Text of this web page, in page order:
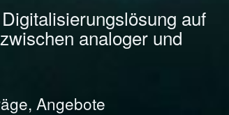
auf
analoger und
Angebote